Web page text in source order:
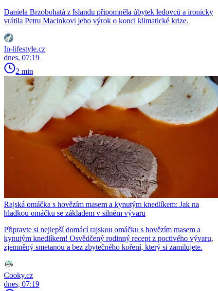
Daniela Brzobohatá z Islandu připomněla úbytek ledovců a ironicky
vrátila Petru Macinkovi jeho výrok o konci klimatické krize.
In-lifestyle.cz
dnes, 07:19
2 min
Rajská omáčka s hovězím masem a kynutým knedlíkem: Jak na
hladkou omáčku se základem v silném vývaru
Připravte si nejlepší domácí rajskou omáčku s hovězím masem a
kynutým knedlíkem! Osvědčený rodinný recept z poctivého vývaru,
zjemněný smetanou a bez zbytečného koření, který si zamilujete.
Cooky.cz
dnes, 07:19